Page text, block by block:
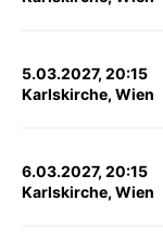
5.03.2027, 20:15
Karlskirche, Wien
6.03.2027, 20:15
Karlskirche, Wien